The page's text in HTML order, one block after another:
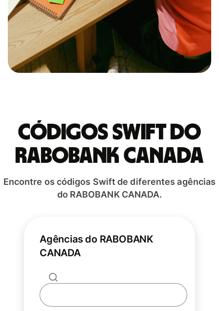
Códigos Swift do
RABOBANK CANADA
Encontre os códigos Swift de diferentes agências
do RABOBANK CANADA.
Agências do RABOBANK
CANADA